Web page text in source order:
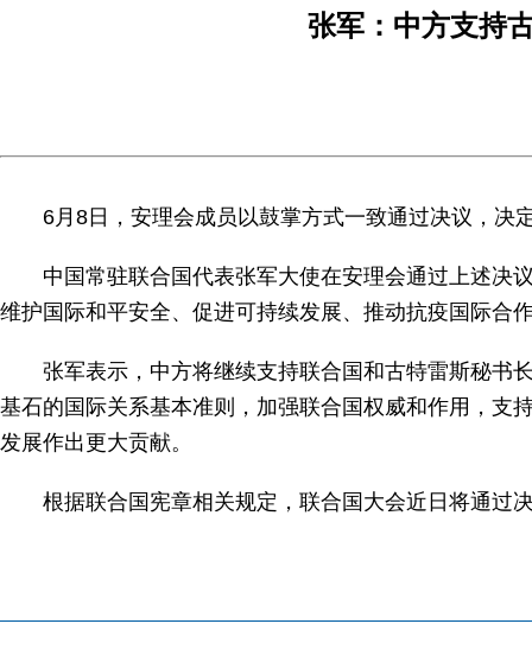
张军：中方支持
6月8日，安理会成员以鼓掌方式一致通过决议，决
中国常驻联合国代表张军大使在安理会通过上述决议
维护国际和平安全、促进可持续发展、推动抗疫国际合
张军表示，中方将继续支持联合国和古特雷斯秘书长
基石的国际关系基本准则，加强联合国权威和作用，支
发展作出更大贡献。
根据联合国宪章相关规定，联合国大会近日将通过